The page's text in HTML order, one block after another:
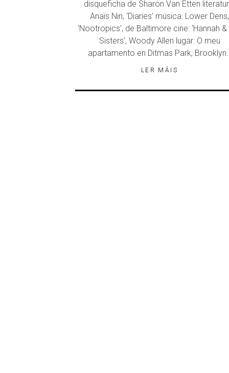
disqueficha de Sharon Van Etten
Anaïs Nin, ‘Diaries’ música: Lower Dens,
‘Nootropics’, de Baltimore cine: ‘Hannah &
Sisters’, Woody Allen lugar: O meu
apartamento en Ditmas Park, Brooklyn…
LER MÁIS